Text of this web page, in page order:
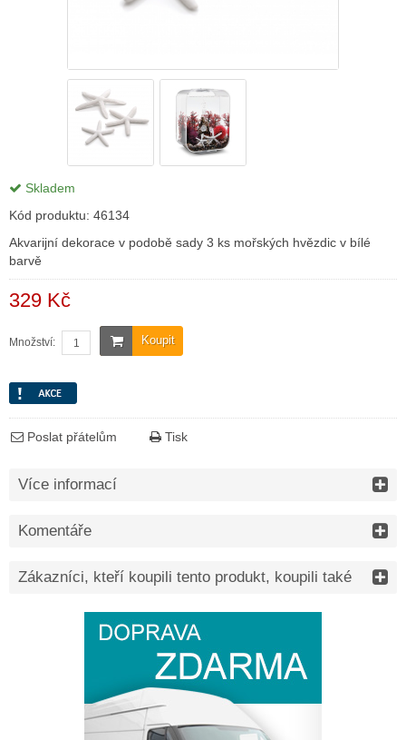
Skladem
Kód produktu: 46134
Akvarijní dekorace v podobě sady 3 ks mořských hvězdic v bílé
barvě
329 Kč
Koupit
Množství:
Poslat přátelům Tisk
Více informací
Komentáře
Zákazníci, kteří koupili tento produkt, koupili také